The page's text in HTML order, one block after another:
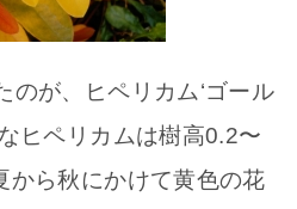
のが、ヒペリカム‘ゴール
ヒペリカムは樹高0.2〜
から秋にかけて黄色の花